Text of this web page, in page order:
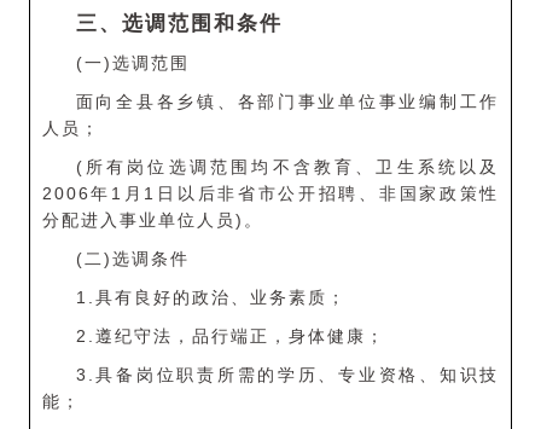
三、选调范围和条件
(一)选调范围
面向全县各乡镇、各部门事业单位事业编制工作
人员；
(所有岗位选调范围均不含教育、卫生系统以及
2006年1月1日以后非省市公开招聘、非国家政策性
分配进入事业单位人员)。
(二)选调条件
1.具有良好的政治、业务素质；
2.遵纪守法，品行端正，身体健康；
3.具备岗位职责所需的学历、专业资格、知识技
能；